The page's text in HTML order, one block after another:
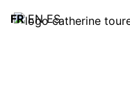
FR EN ES